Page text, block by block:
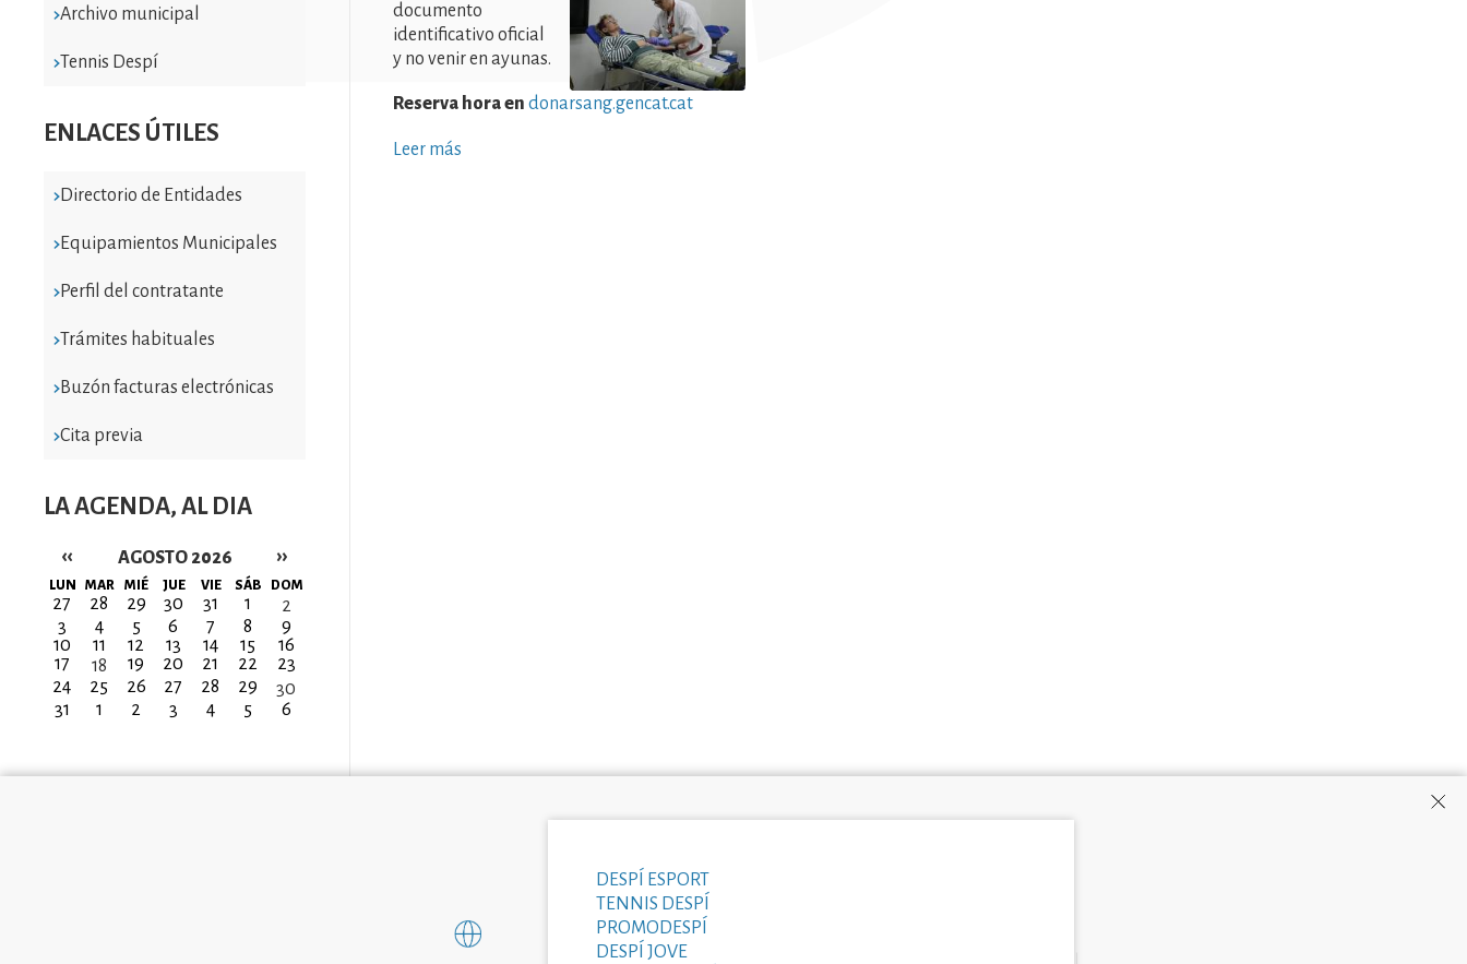
Archivo municipal
Tennis Despí
ENLACES ÚTILES
Directorio de Entidades
Equipamientos Municipales
Perfil del contratante
Trámites habituales
Buzón facturas electrónicas
Cita previa
LA AGENDA, AL DIA
AGOSTO 2026
Paginación
‹‹ ››
LUN MAR MIÉ JUE VIE SÁB DOM
27 28 29 30 31 1
2
3
4 5 6 7 8
9
10
11 12 13 14 15
16
17
18 19 20 21 22
23
24
25 26 27 28 29
30
31
1 2 3 4 5 6
documento
identificativo oficial
y no venir en ayunas.
Reserva hora en donarsang.gencat.cat
Leer más
DESPÍ ESPORT
TENNIS DESPÍ
PROMODESPÍ
DESPÍ JOVE